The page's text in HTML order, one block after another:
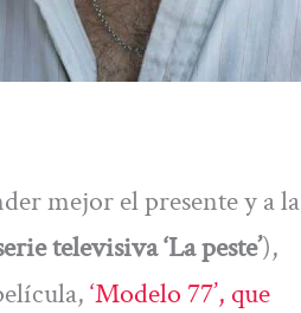
mejor el presente y a la
televisiva ‘La peste’),
‘Modelo 77’, que